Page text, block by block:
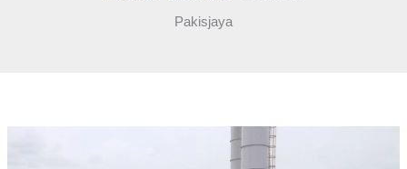
Pakisjaya